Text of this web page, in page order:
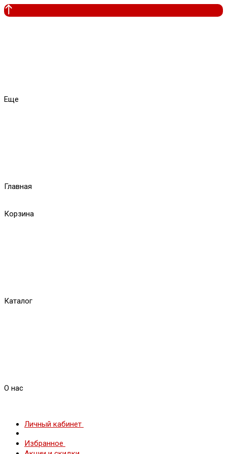
Еще
Главная
Корзина
Каталог
О нас
Личный кабинет
Избранное